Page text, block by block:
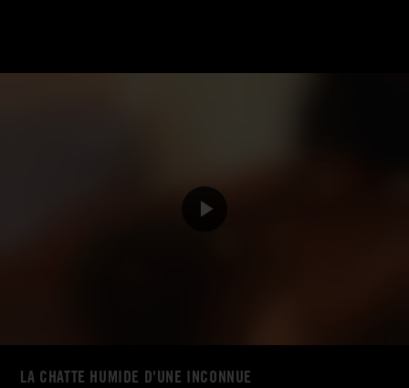
LA CHATTE HUMIDE D'UNE INCONNUE